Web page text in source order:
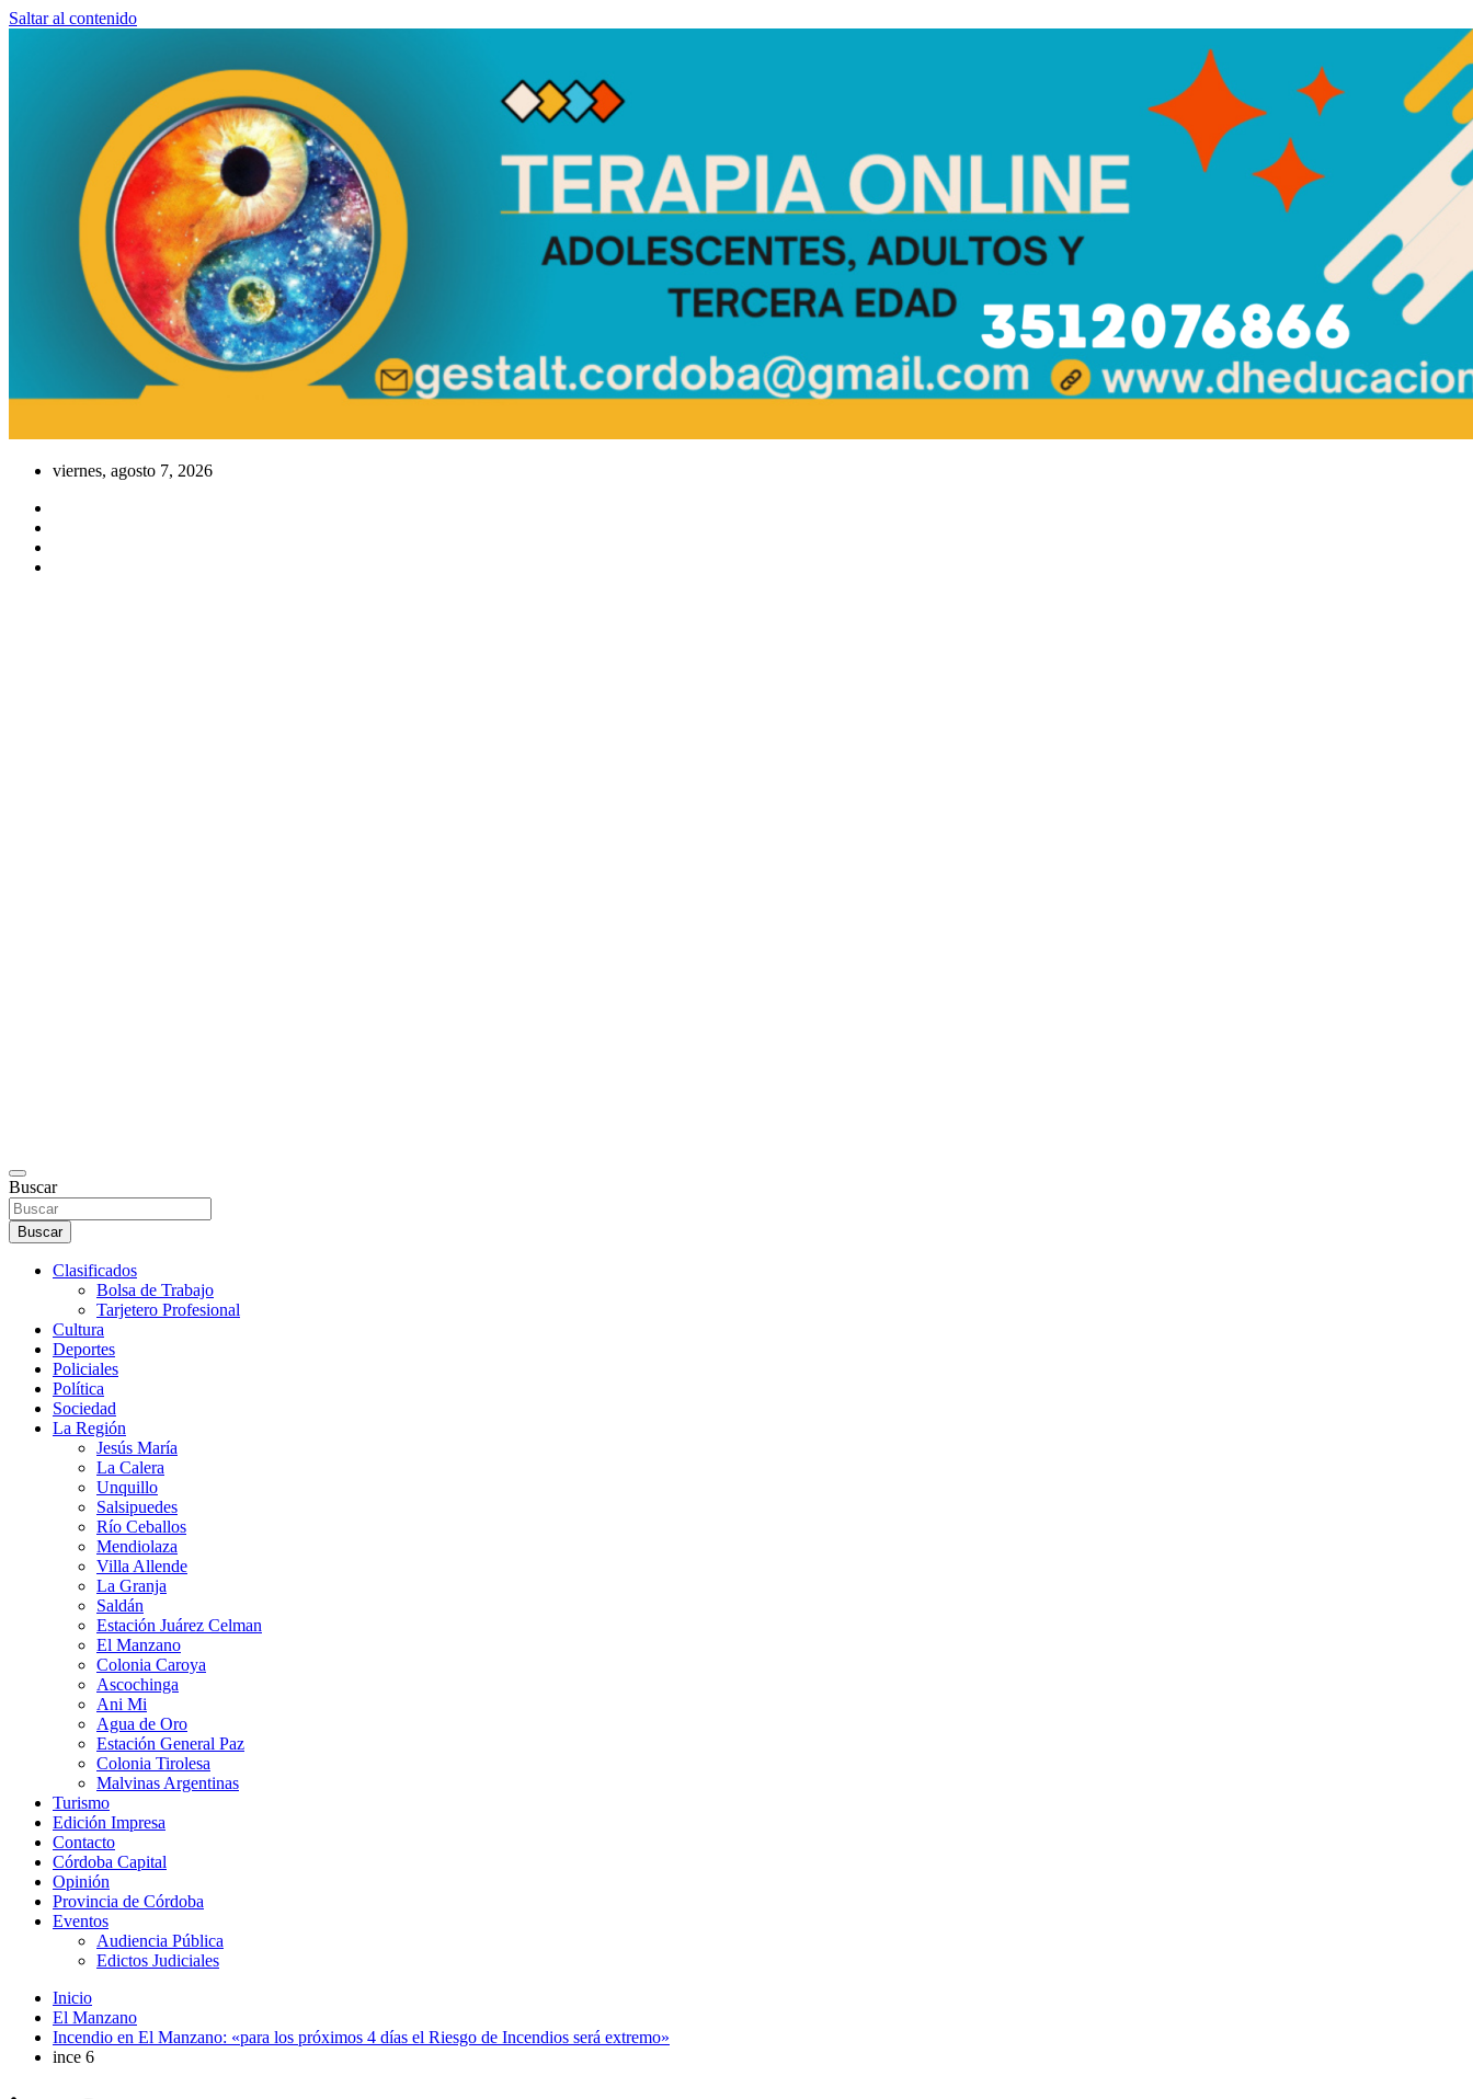
Saltar al contenido
viernes, agosto 7, 2026
Buscar
Buscar
Clasificados
Bolsa de Trabajo
Tarjetero Profesional
Cultura
Deportes
Policiales
Política
Sociedad
La Región
Jesús María
La Calera
Unquillo
Salsipuedes
Río Ceballos
Mendiolaza
Villa Allende
La Granja
Saldán
Estación Juárez Celman
El Manzano
Colonia Caroya
Ascochinga
Ani Mi
Agua de Oro
Estación General Paz
Colonia Tirolesa
Malvinas Argentinas
Turismo
Edición Impresa
Contacto
Córdoba Capital
Opinión
Provincia de Córdoba
Eventos
Audiencia Pública
Edictos Judiciales
Inicio
El Manzano
Incendio en El Manzano: «para los próximos 4 días el Riesgo de Incendios será extremo»
ince 6